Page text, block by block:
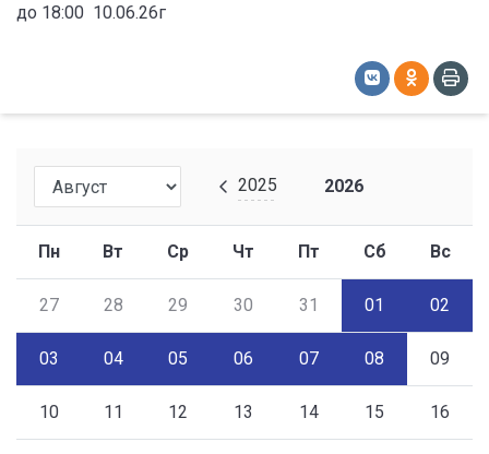
до 18:00 10.06.26г
2025 2026
Пн Вт Ср Чт Пт Сб Вс
27 28 29 30 31 01 02
03 04 05 06 07 08 09
10 11 12 13 14 15 16